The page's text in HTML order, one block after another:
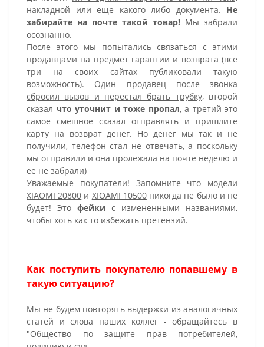
накладной или еще какого либо документа. Не
забирайте на почте такой товар! Мы забрали
осознанно.
После этого мы попытались связаться с этими
продавцами на предмет гарантии и возврата (все
три на своих сайтах публиковали такую
возможность). Один продавец после звонка
сбросил вызов и перестал брать трубку, второй
сказал что уточнит и тоже пропал, а третий это
самое смешное сказал отправлять и пришлите
карту на возврат денег. Но денег мы так и не
получили, телефон стал не отвечать, а поскольку
мы отправили и она пролежала на почте неделю и
ее не забрали)
Уважаемые покупатели! Запомните что модели
XIAOMI 20800 и XIOAMI 10500никогда не было и не
будет! Это фейки с измененными названиями,
чтобы хоть как то избежать претензий.
Как поступить покупателю попавшему в
такую ситуацию?
Мы не будем повторять выдержки из аналогичных
статей и слова наших коллег - обращайтесь в
"Общество по защите прав потребителей,